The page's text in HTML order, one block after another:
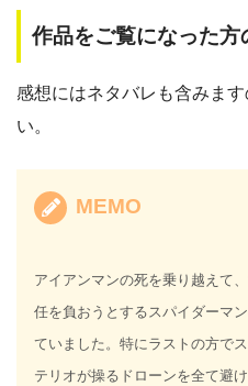
作品をご覧になった方
感想にはネタバレも含みま
い。
MEMO
アイアンマンの死を乗り越えて
任を負おうとするスパイダーマ
ていました。特にラストの方で
テリオが操るドローンを全て避